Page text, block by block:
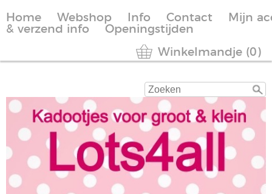
Home Webshop Info Contact
Mijn
& verzend info
Openingstijden
Winkelmandje (0)